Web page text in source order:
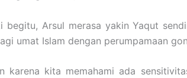
begitu, Arsul merasa yakin Yaqut
umat Islam dengan perumpamaan
karena kita memahami ada